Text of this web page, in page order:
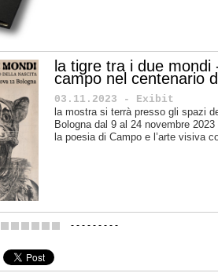
la tigre tra i due
campo nel centenario
03.11.2023 - Exibit
la mostra si terrà presso gli spazi
Bologna dal 9 al 24 novembre
la poesia di Campo e l’arte visiva
- - - - - - - - -